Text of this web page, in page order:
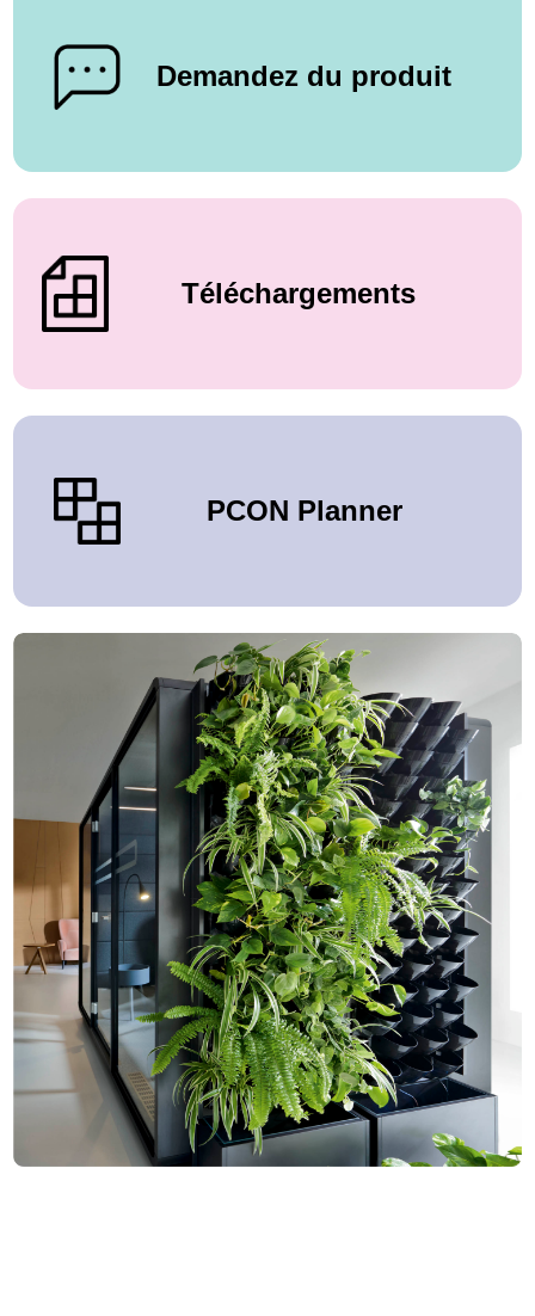
Demandez du produit
Téléchargements
PCON Planner